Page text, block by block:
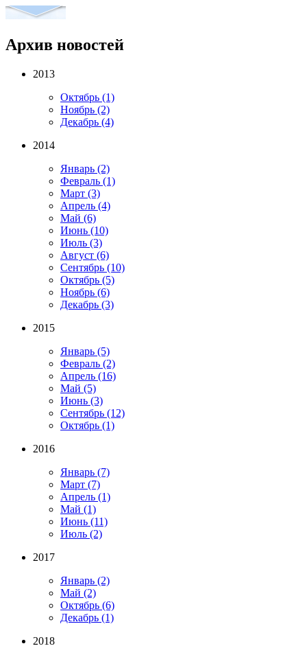
Архив новостей
2013
Октябрь (1)
Ноябрь (2)
Декабрь (4)
2014
Январь (2)
Февраль (1)
Март (3)
Апрель (4)
Май (6)
Июнь (10)
Июль (3)
Август (6)
Сентябрь (10)
Октябрь (5)
Ноябрь (6)
Декабрь (3)
2015
Январь (5)
Февраль (2)
Апрель (16)
Май (5)
Июнь (3)
Сентябрь (12)
Октябрь (1)
2016
Январь (7)
Март (7)
Апрель (1)
Май (1)
Июнь (11)
Июль (2)
2017
Январь (2)
Май (2)
Октябрь (6)
Декабрь (1)
2018